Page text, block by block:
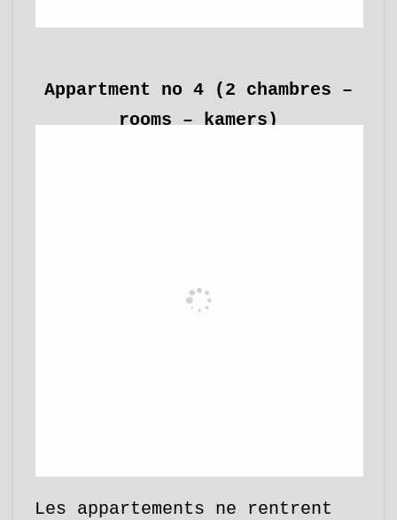
Appartment no 4 (2 chambres –
rooms – kamers)
Les appartements ne rentrent